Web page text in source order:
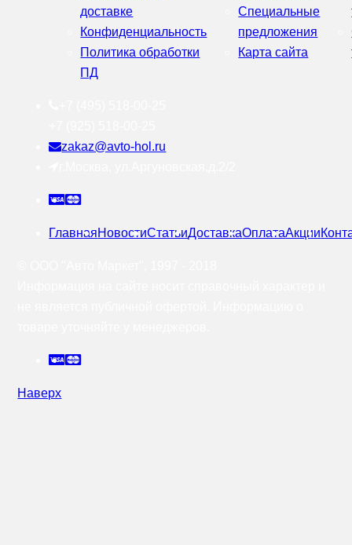
доставке
Конфиденциальность
Политика обработки
ПД
Специальные
предложения
Карта сайта
zakaz@avto-hol.ru
ГлавнаяНовостиСтатьиДоставкаОплатаАкции
Наверх